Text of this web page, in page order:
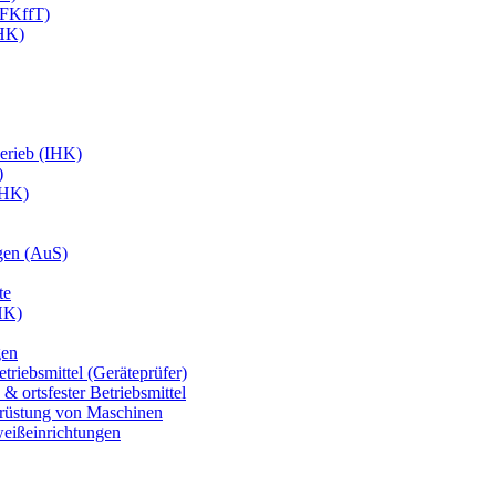
(IHK)
(AuS)
(Geräteprüfer)
ortsfester Betriebsmittel
von Maschinen